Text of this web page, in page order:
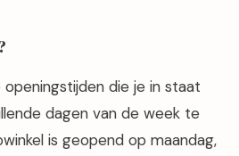
die je in staat
dagen van de week te
is geopend op maandag,